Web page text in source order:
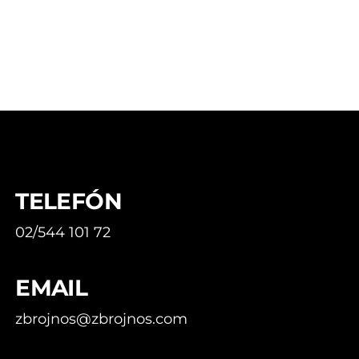
TELEFÓN
02/544 101 72
EMAIL
zbrojnos@zbrojnos.com